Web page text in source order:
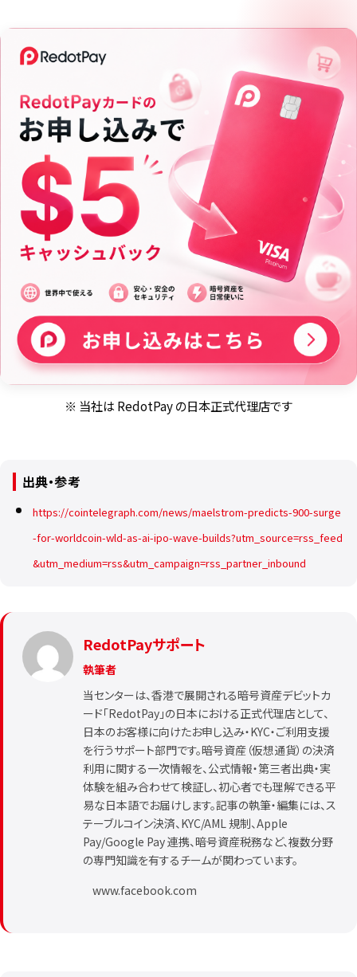
※ 当社は RedotPay の日本正式代理店です
出典・参考
https://cointelegraph.com/news/maelstrom-predicts-900-surge
-for-worldcoin-wld-as-ai-ipo-wave-builds?utm_source=rss_feed
&utm_medium=rss&utm_campaign=rss_partner_inbound
RedotPayサポート
執筆者
当センターは、香港で展開される暗号資産デビットカ
ード「RedotPay」の日本における正式代理店として、
日本のお客様に向けたお申し込み・KYC・ご利用支援
を行うサポート部門です。暗号資産（仮想通貨）の決済
利用に関する一次情報を、公式情報・第三者出典・実
体験を組み合わせて検証し、初心者でも理解できる平
易な日本語でお届けします。記事の執筆・編集には、ス
テーブルコイン決済、KYC/AML 規制、Apple
Pay/Google Pay 連携、暗号資産税務など、複数分野
の専門知識を有するチームが関わっています。
www.facebook.com